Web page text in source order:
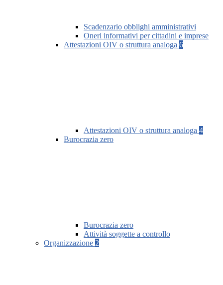
Scadenzario obblighi amministrativi
Oneri informativi per cittadini e imprese
Attestazioni OIV o struttura analoga 6
Attestazioni OIV o struttura analoga 4
Burocrazia zero
Burocrazia zero
Attività soggette a controllo
Organizzazione 2